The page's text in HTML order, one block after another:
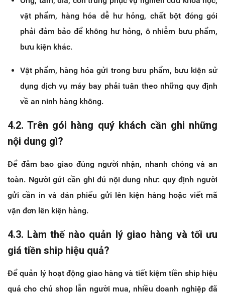
vật phẩm, hàng hóa dễ hư hỏng, chất bột đóng gói
phải đảm bảo để không hư hỏng, ô nhiễm bưu phẩm,
bưu kiện khác.
Vật phẩm, hàng hóa gửi trong bưu phẩm, bưu kiện sử
dụng dịch vụ máy bay phải tuân theo những quy định
về an ninh hàng không.
4.2. Trên gói hàng quý khách cần ghi những
nội dung gì?
Để đảm bao giao đúng người nhận, nhanh chóng và an
toàn. Người gửi cần ghi đủ nội dung như: quy định người
gửi cần in và dán phiếu gửi lên kiện hàng hoặc viết mã
vận đơn lên kiện hàng.
4.3. Làm thế nào quản lý giao hàng và tối ưu
giá tiền ship hiệu quả?
Để quản lý hoạt động giao hàng và tiết kiệm tiền ship hiệu
quả cho chủ shop lẫn người mua, nhiều doanh nghiệp đã